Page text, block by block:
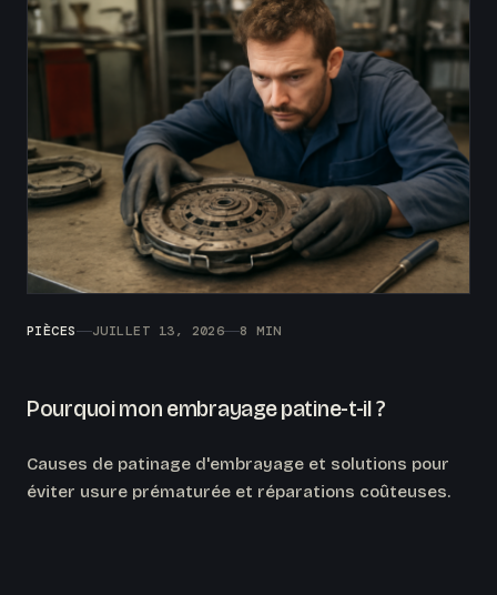
PIÈCES JUILLET 13, 2026 8 MIN
Pourquoi mon embrayage patine-t-il ?
Causes de patinage d'embrayage et solutions pour
éviter usure prématurée et réparations coûteuses.